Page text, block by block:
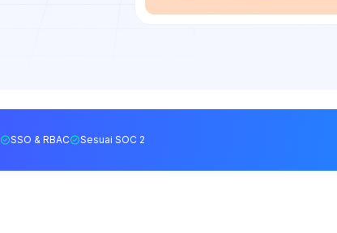
SSO & RBAC Sesuai SOC 2